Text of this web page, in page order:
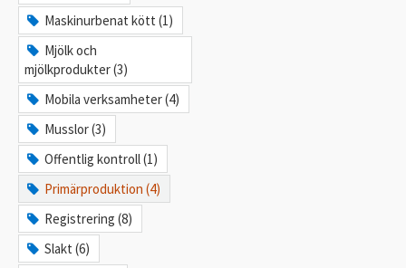
Maskinurbenat kött (1)
Mjölk och
mjölkprodukter (3)
Mobila verksamheter (4)
Musslor (3)
Offentlig kontroll (1)
Primärproduktion (4)
Registrering (8)
Slakt (6)